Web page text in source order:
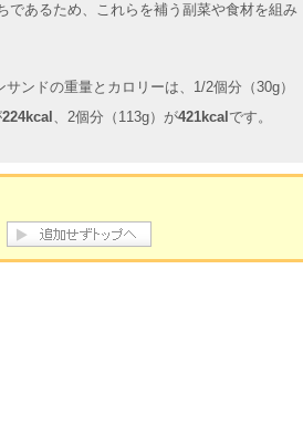
であるため、これらを補う副菜や食材を組み
ンドの重量とカロリーは、1/2個分（30g）
224kcal 、2個分（113g）が421kcal です。